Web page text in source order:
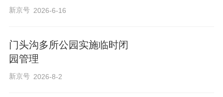
新京号 2026-6-16
门头沟多所公园实施临时闭
园管理
新京号 2026-8-2